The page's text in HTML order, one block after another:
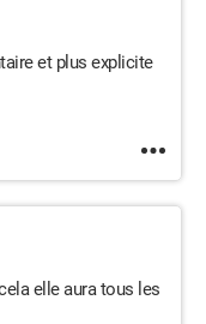
et plus explicite
elle aura tous les